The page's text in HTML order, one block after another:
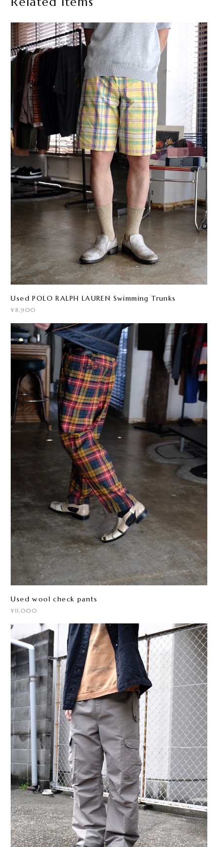
Used POLO RALPH LAUREN Swimming Trunks
¥8,900
Used wool check pants
¥11,000